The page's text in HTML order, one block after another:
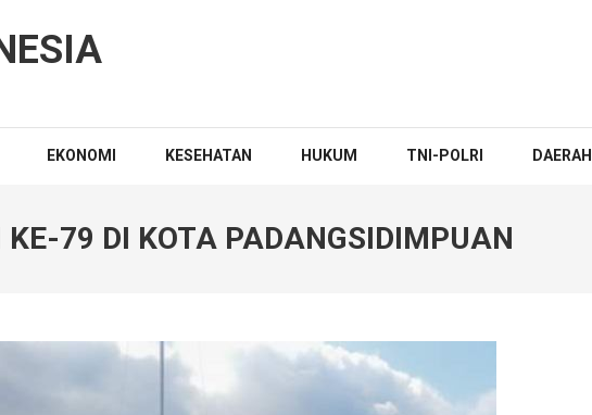
EKONOMI KESEHATAN HUKUM TNI-POLRI DAERAH
79 DI KOTA PADANGSIDIMPUAN